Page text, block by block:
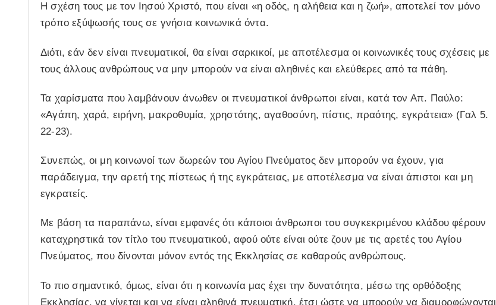
Η σχέση τους με τον Ιησού Χριστό, που είναι «η οδός, η αλήθεια και η ζωή», αποτελεί τον μόνο
τρόπο εξύψωσής τους σε γνήσια κοινωνικά όντα.
Διότι, εάν δεν είναι πνευματικοί, θα είναι σαρκικοί, με αποτέλεσμα οι κοινωνικές τους σχέσεις με
τους άλλους ανθρώπους να μην μπορούν να είναι αληθινές και ελεύθερες από τα πάθη.
Τα χαρίσματα που λαμβάνουν άνωθεν οι πνευματικοί άνθρωποι είναι, κατά τον Απ. Παύλο:
«Αγάπη, χαρά, ειρήνη, μακροθυμία, χρηστότης, αγαθοσύνη, πίστις, πραότης, εγκράτεια» (Γαλ 5.
22-23).
Συνεπώς, οι μη κοινωνοί των δωρεών του Αγίου Πνεύματος δεν μπορούν να έχουν, για
παράδειγμα, την αρετή της πίστεως ή της εγκράτειας, με αποτέλεσμα να είναι άπιστοι και μη
εγκρατείς.
Με βάση τα παραπάνω, είναι εμφανές ότι κάποιοι άνθρωποι του συγκεκριμένου κλάδου φέρουν
καταχρηστικά τον τίτλο του πνευματικού, αφού ούτε είναι ούτε ζουν με τις αρετές του Αγίου
Πνεύματος, που δίνονται μόνον εντός της Εκκλησίας σε καθαρούς ανθρώπους.
Το πιο σημαντικό, όμως, είναι ότι η κοινωνία μας έχει την δυνατότητα, μέσω της ορθόδοξης
Εκκλησίας, να γίνεται και να είναι αληθινά πνευματική, έτσι ώστε να μπορούν να διαμορφώνονται